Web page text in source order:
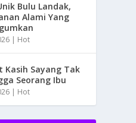
Bulu Landak,
Alami Yang
| Hot
Kasih Sayang Tak
Seorang Ibu
| Hot